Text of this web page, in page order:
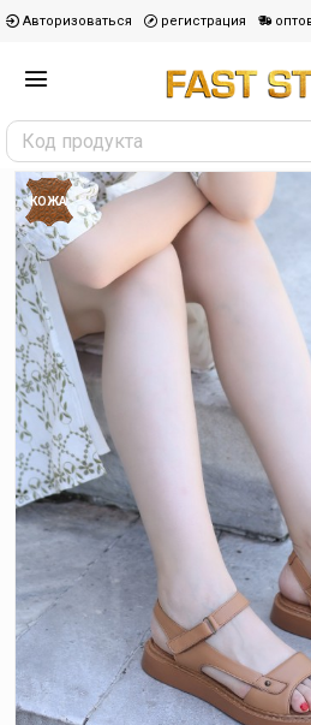
Авторизоваться регистрация
КОЖА